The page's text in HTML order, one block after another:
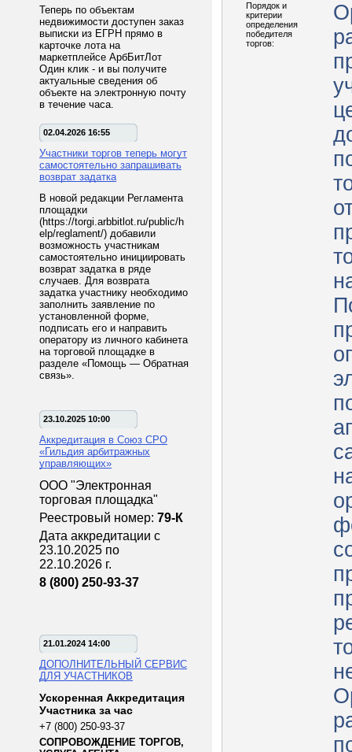
Теперь по объектам
недвижимости доступен заказ
выписки из ЕГРН прямо в
карточке лота на
маркетплейсе АрбБитЛот
Один клик - и вы получите
актуальные сведения об
объекте на электронную почту
в течение часа.
02.04.2026 16:55
Участники торгов теперь могут
самостоятельно запрашивать
возврат задатка
В новой редакции Регламента
площадки
(https://torgi.arbbitlot.ru/public/h
elp/reglament/) добавили
возможность участникам
самостоятельно инициировать
возврат задатка в ряде
случаев. Для возврата
задатка участнику необходимо
заполнить заявление по
установленной форме,
подписать его и направить
оператору из личного кабинета
на торговой площадке в
разделе «Помощь — Обратная
связь».
23.10.2025 10:00
Аккредитация в Союз СРО
«Гильдия арбитражных
управляющих»
ООО "Электронная
торговая площадка"
Реестровый номер: 79-К
Дата аккредитации с
23.10.2025 по
22.10.2026 г.
8 (800) 250-93-37
21.01.2024 14:00
ДОПОЛНИТЕЛЬНЫЙ СЕРВИС
ДЛЯ УЧАСТНИКОВ
Ускоренная Аккредитация
Участника за час
+7 (800) 250-93-37
СОПРОВОЖДЕНИЕ ТОРГОВ,
Порядок и
критерии
определения
победителя
торгов: